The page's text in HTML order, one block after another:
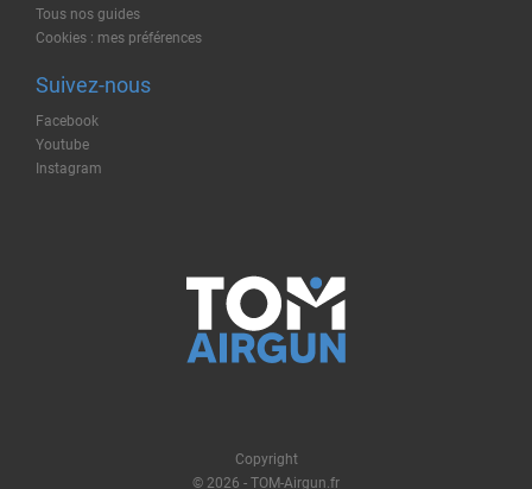
Tous nos guides
Cookies : mes préférences
Suivez-nous
Facebook
Youtube
Instagram
Copyright
© 2026 - TOM-Airgun.fr